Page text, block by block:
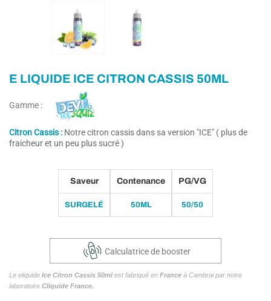
E LIQUIDE ICE CITRON CASSIS 50ML
Gamme :
Citron Cassis : Notre citron cassis dans sa version "ICE" ( plus de
fraicheur et un peu plus sucré )
Saveur
SURGELÉ
Contenance
50ML
PG/VG
50/50
Calculatrice de booster
Le eliquide Ice Citron Cassis 50ml est fabriqué en France à Cambrai par notre
laboratoire Cliquide France.